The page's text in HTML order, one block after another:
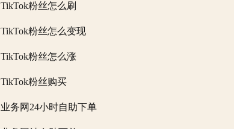
TikTok粉丝怎么刷
TikTok粉丝怎么变现
TikTok粉丝怎么涨
TikTok粉丝购买
业务网24小时自助下单